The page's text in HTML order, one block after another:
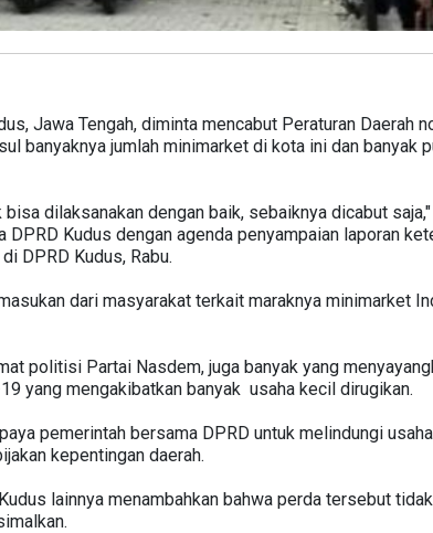
Jawa Tengah, diminta mencabut Peraturan Daerah
banyaknya jumlah minimarket di kota ini dan banyak
dilaksanakan dengan baik, sebaiknya dicabut
DPRD Kudus dengan agenda penyampaian laporan
DPRD Kudus, Rabu.
dari masyarakat terkait maraknya minimarket
politisi Partai Nasdem, juga banyak yang
yang mengakibatkan banyak usaha kecil dirugikan.
pemerintah bersama DPRD untuk melindungi
kepentingan daerah.
lainnya menambahkan bahwa perda tersebut